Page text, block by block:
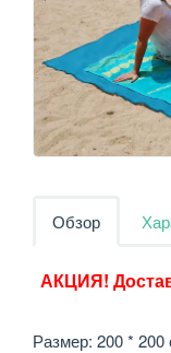
Обзор
АКЦИЯ!
Размер: 200 * 200